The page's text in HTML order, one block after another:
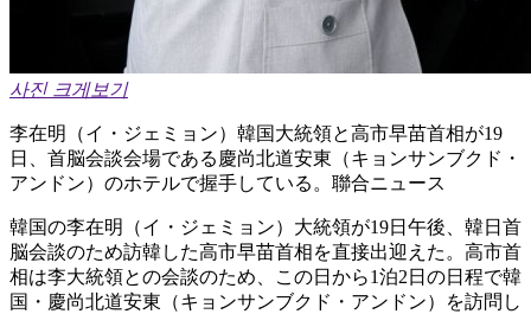
사진 크게보기
李在明（イ・ジェミョン）韓国大統領と高市早苗首相が19
日、首脳会談会場である慶尚北道安東（キョンサンブクド・
アンドン）のホテルで握手している。聯合ニュース
韓国の李在明（イ・ジェミョン）大統領が19日午後、韓日首
脳会談のため訪韓した高市早苗首相を直接出迎えた。高市首
相は李大統領との会談のため、この日から1泊2日の日程で韓
国・慶尚北道安東（キョンサンブクド・アンドン）を訪問し